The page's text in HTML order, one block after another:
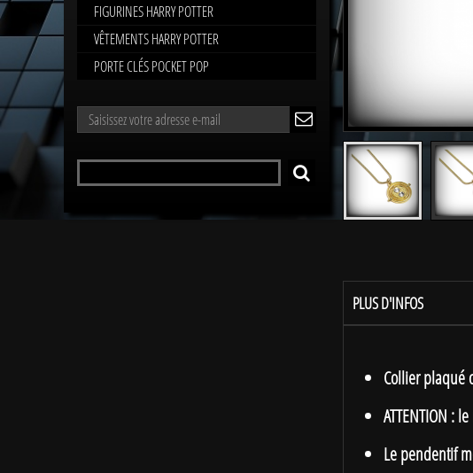
FIGURINES HARRY POTTER
VÊTEMENTS HARRY POTTER
PORTE CLÉS POCKET POP
LETTRE
Rechercher
un
PLUS D'INFOS
Collier plaqué
ATTENTION :
Le pendentif